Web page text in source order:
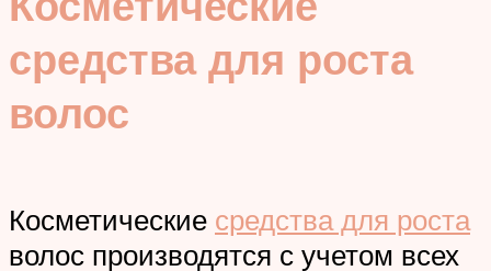
средства для роста
волос
Косметические средства для роста
волос производятся с учетом всех